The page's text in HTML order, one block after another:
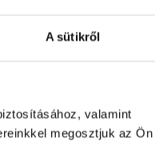
A sütikről
valamint
megosztjuk az Ön